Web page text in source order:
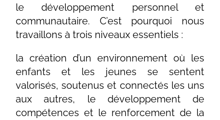
le développement personnel et
communautaire. C’est pourquoi nous
travaillons à trois niveaux essentiels :
la création d’un environnement où les
enfants et les jeunes se sentent
valorisés, soutenus et connectés les uns
aux autres, le développement de
compétences et le renforcement de la